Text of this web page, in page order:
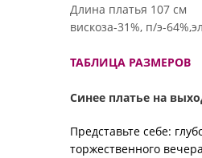
Длина платья 107 см
вискоза-31%, п/э-
ТАБЛИЦА РАЗМЕРОВ
Синее платье на
Представьте себе:
торжественного